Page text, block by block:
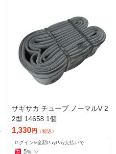
サギサカ チューブ ノーマルV 2
2型 14658 1個
1,330円 （税込）
ログイン&全額PayPay支払いで
5%